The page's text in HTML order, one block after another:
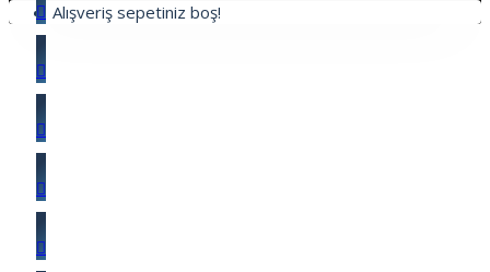
Alışveriş sepetiniz boş!